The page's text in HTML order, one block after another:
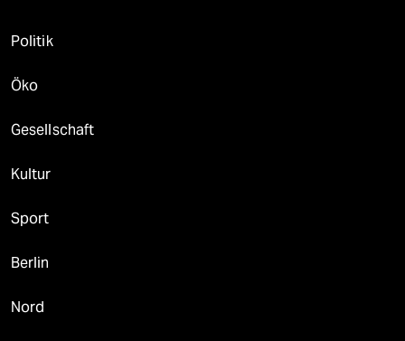
Politik
Öko
Gesellschaft
Kultur
Sport
Berlin
Nord